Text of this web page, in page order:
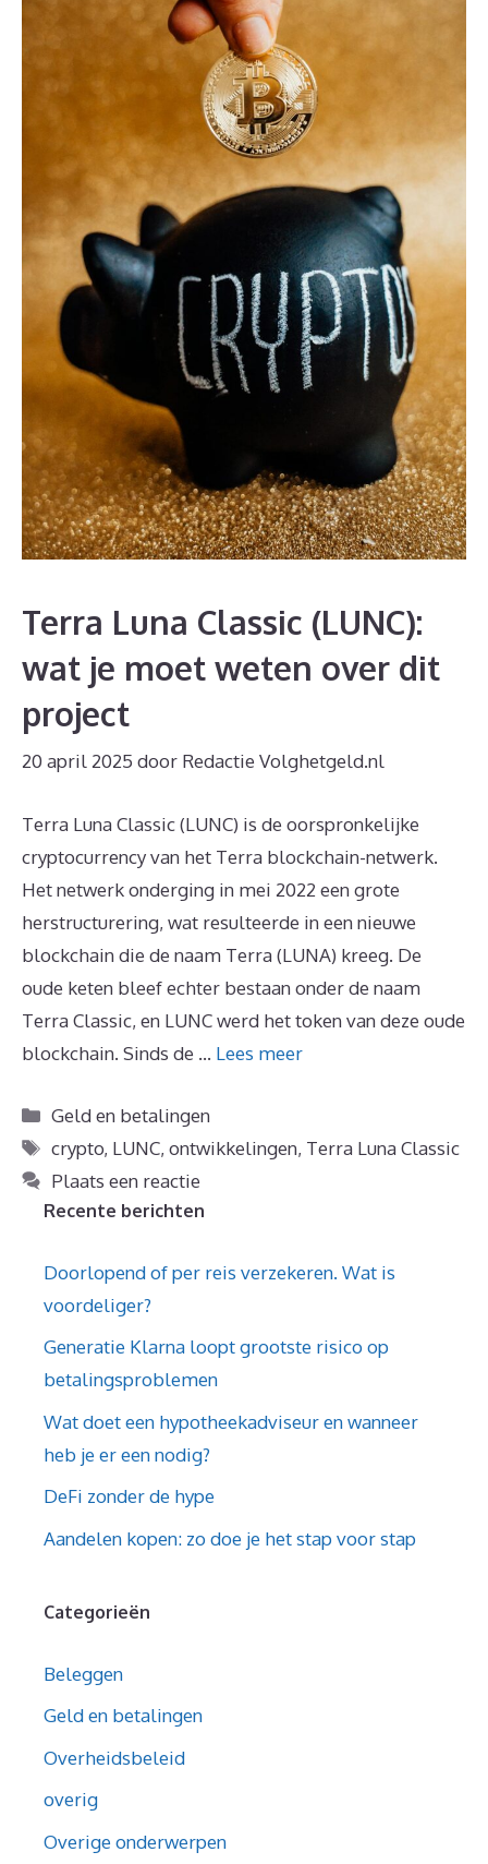
Terra Luna Classic (LUNC):
wat je moet weten over dit
project
20 april 2025 door Redactie Volghetgeld.nl
Terra Luna Classic (LUNC) is de oorspronkelijke
cryptocurrency van het Terra blockchain-netwerk.
Het netwerk onderging in mei 2022 een grote
herstructurering, wat resulteerde in een nieuwe
blockchain die de naam Terra (LUNA) kreeg. De
oude keten bleef echter bestaan onder de naam
Terra Classic, en LUNC werd het token van deze oude
blockchain. Sinds de … Lees meer
Categorieën
Geld en betalingen
Tags
crypto, LUNC,ontwikkelingen, Terra Luna Classic
Plaats een reactie
Recente berichten
Doorlopend of per reis verzekeren. Wat is
voordeliger?
Generatie Klarna loopt grootste risico op
betalingsproblemen
Wat doet een hypotheekadviseur en wanneer
heb je er een nodig?
DeFi zonder de hype
Aandelen kopen: zo doe je het stap voor stap
Categorieën
Beleggen
Geld en betalingen
Overheidsbeleid
overig
Overige onderwerpen